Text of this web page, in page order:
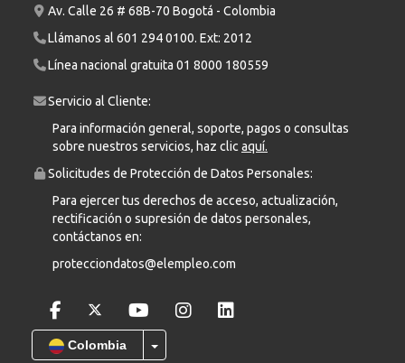
Av. Calle 26 # 68B-70 Bogotá - Colombia
Llámanos al 601 294 0100. Ext: 2012
Línea nacional gratuita 01 8000 180559
Servicio al Cliente:
Para información general, soporte, pagos o consultas
sobre nuestros servicios, haz clicaquí.
Solicitudes de Protección de Datos Personales:
Para ejercer tus derechos de acceso, actualización,
rectificación o supresión de datos personales,
contáctanos en:
protecciondatos@elempleo.com
Colombia